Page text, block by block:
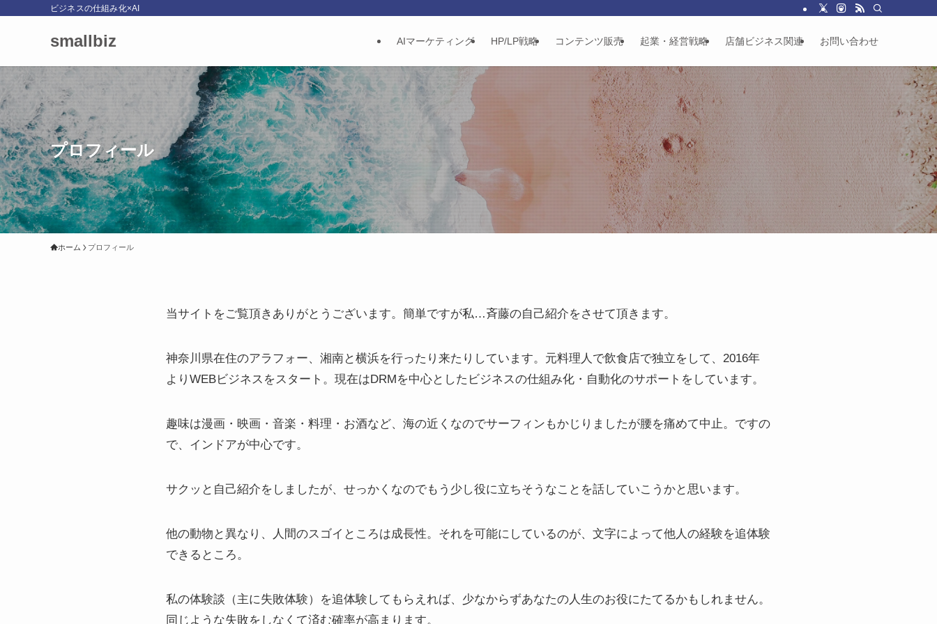
ビジネスの仕組み化×AI
smallbiz AIマーケティング HP/LP戦略 コンテンツ販売 起業・経営戦略 店舗ビジネス関連 お問い合わせ
プロフィール
ホーム プロフィール
当サイトをご覧頂きありがとうございます。簡単ですが私…斉藤の自己紹介をさせて頂きます。
神奈川県在住のアラフォー、湘南と横浜を行ったり来たりしています。元料理人で飲食店で独立をして、2016年
よりWEBビジネスをスタート。現在はDRMを中心としたビジネスの仕組み化・自動化のサポートをしています。
趣味は漫画・映画・音楽・料理・お酒など、海の近くなのでサーフィンもかじりましたが腰を痛めて中止。ですの
で、インドアが中心です。
サクッと自己紹介をしましたが、せっかくなのでもう少し役に立ちそうなことを話していこうかと思います。
他の動物と異なり、人間のスゴイところは成長性。それを可能にしているのが、文字によって他人の経験を追体験
できるところ。
私の体験談（主に失敗体験）を追体験してもらえれば、少なからずあなたの人生のお役にたてるかもしれません。
同じような失敗をしなくて済む確率が高まります。